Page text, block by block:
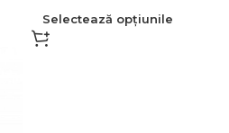
Selectează opțiunile